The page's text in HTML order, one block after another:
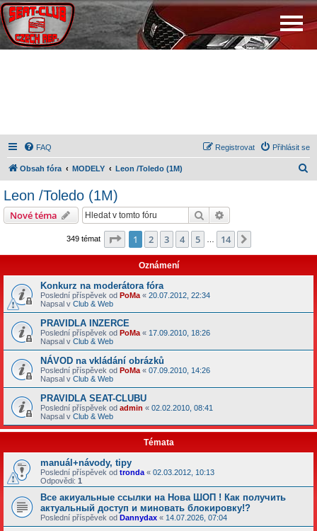
FAQ Přihlásit se
Registrovat
Obsah fóra MODELY Leon /Toledo (1M)
Leon /Toledo (1M)
Nové téma Hledat
349 témat Stránka z 14
1 2 3 4 5 14
Oznámení
Konkurz na moderátora fóra
Poslední příspěvek od PoMa « 20.07.2012, 22:34
Napsal v Club & Web
PRAVIDLA INZERCE
Poslední příspěvek od PoMa « 17.09.2010, 18:26
Napsal v Club & Web
NÁVOD na vkládání obrázků
Poslední příspěvek od PoMa « 07.09.2010, 14:26
Napsal v Club & Web
PRAVIDLA SEAT-CLUBU
Poslední příspěvek od admin « 02.02.2010, 08:41
Napsal v Club & Web
Témata
manuál+návody, tipy
Poslední příspěvek od tronda « 02.03.2012, 10:13
Odpovědi: 1
Все акиуальные ссылки на Нова ШОП ! Как получить
актуальный доступ и миновать блокировку!?
Poslední příspěvek od Dannydax « 14.07.2026, 07:04